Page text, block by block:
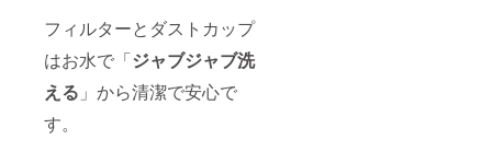
フィルターとダストカップ
はお水で「ジャブジャブ洗
える 」から清潔で安心で
す。